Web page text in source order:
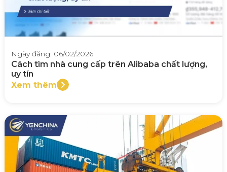
Ngày đăng: 06/02/2026
Cách tìm nhà cung cấp trên Alibaba chất lượng,
uy tín
Xem thêm